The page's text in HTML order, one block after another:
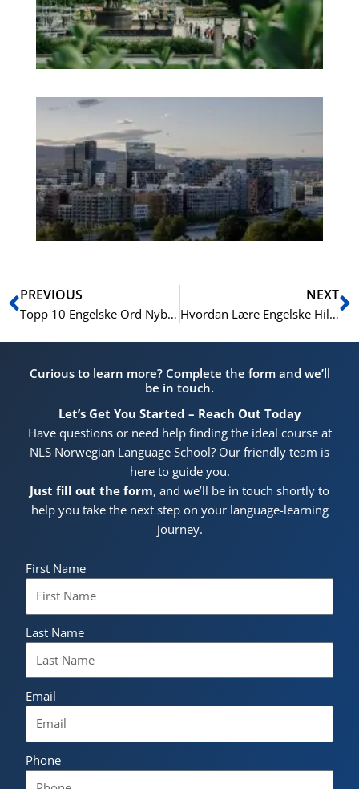
Prev
PREVIOUS
Topp 10 Engelske Ord Nybegynnere Må Lære
NEXT
Hvordan Lære Engelske Hilsener og Uttrykk
Curious to learn more? Complete the form and we’ll
be in touch.
Let’s Get You Started – Reach Out Today
Have questions or need help finding the ideal course at
NLS Norwegian Language School? Our friendly team is
here to guide you.
Just fill out the form, and we’ll be in touch shortly to
help you take the next step on your language-learning
journey.
First Name
Last Name
Email
Phone